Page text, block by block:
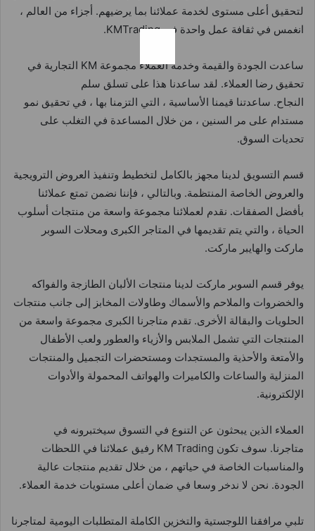
لتحقيق أعلى مستوى لخدمة عملائنا بما يرضيهم. أجزاء من العالم ،
انغمس في ثقافة عمل واحدة في KMTrading.
ساعدت الجودة والقيمة وخدمة العملاء مجموعة KM التجارية في
تحقيق رضا العملاء. لقد ساعدنا هذا على تسلق سلم
النجاح. ساعدتنا قيمنا الأساسية ، التي التزمنا بها ، في تحقيق نمو
مستدام على مر السنين ، من خلال المساعدة في التغلب على
تحديات السوق.
قسم التسويق لدينا مجهز بالكامل لتخطيط وتنفيذ العروض الترويجية
والعروض الخاصة المنتظمة. وبالتالي ، فإننا نضمن تمتع عملائنا
بأفضل الصفقات. نقدم لعملائنا مجموعة واسعة من منتجات أسلوب
الحياة ، والتي يتم تقديمها في المتاجر الكبرى ومحلات السوبر
ماركت والهايبر ماركت.
يوفر قسم السوبر ماركت لدينا منتجات الألبان الطازجة والفواكه
والخضروات والملاحم والأسماك وطاولات المخابز إلى جانب منتجات
الحلويات والبقالة الأخرى. تقدم متاجرنا الكبرى مجموعة واسعة من
المنتجات التي تشمل الملابس والأزياء والعطور ولعب الأطفال
والأمتعة والأحذية والمستجدات ومستحضرات التجميل والمنتجات
المنزلية والساعات والكاميرات والهواتف المحمولة والأدوات
الإلكترونية.
العملاء الذين يبحثون عن التنوع في التسوق سيختبرونه في
متاجرنا. سوف تكون KM Trading رفيق عملائنا في اللحظات
والمناسبات الخاصة في حياتهم ، من خلال تقديم منتجات عالية
الجودة. نحن لا ندخر وسعا في ضمان أعلى مستويات خدمة العملاء.
تلبي مرافقنا اللوجستية والتخزين الكاملة المتطلبات اليومية لمتاجرنا